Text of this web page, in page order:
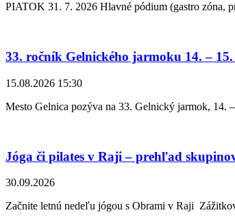
PIATOK 31. 7. 2026 Hlavné pódium (gastro zóna,
33. ročník Gelnického jarmoku 14. – 15.
15.08.2026 15:30
Mesto Gelnica pozýva na 33. Gelnický jarmok, 14.
Jóga či pilates v Raji – prehľad
30.09.2026
Začnite letnú nedeľu jógou s Obrami v Raji